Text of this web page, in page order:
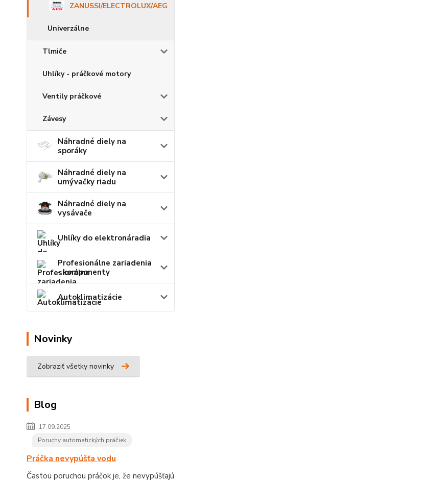
ZANUSSI/ELECTROLUX/AEG
Univerzálne
Tlmiče
Uhlíky - práčkové motory
Ventily práčkové
Závesy
Náhradné diely na
sporáky
Náhradné diely na
umývačky riadu
Náhradné diely na
vysávače
Uhlíky do elektronáradia
Profesionálne zariadenia
- komponenty
Autoklimatizácie
Novinky
Zobraziť všetky novinky
Blog
17.09.2025
Poruchy automatických práčiek
Práčka nevypúšťa vodu
Častou poruchou práčok je, že nevypúšťajú